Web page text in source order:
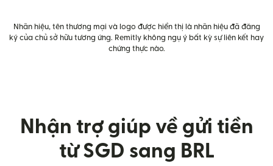
Nhãn hiệu, tên thương mại và logo được hiển thị là nhãn hiệu đã đăng
ký của chủ sở hữu tương ứng. Remitly không ngụ ý bất kỳ sự liên kết hay
chứng thực nào.
Nhận trợ giúp về gửi tiền
từ SGD sang BRL